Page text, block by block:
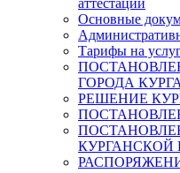
аттестации
Основные
Тарифы на
ГОРОДА
РЕШЕНИЕ